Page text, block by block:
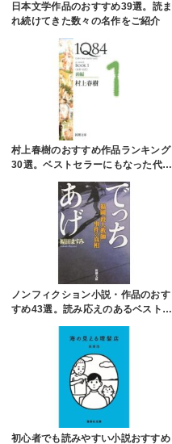
日本文学作品のおすすめ39選。読ま
れ続けてきた数々の名作をご紹介
村上春樹のおすすめ作品ランキング
30選。ベストセラーにもなった代…
ノンフィクション小説・作品のおす
すめ43選。読み応えのあるベスト…
初心者でも読みやすい小説おすすめ